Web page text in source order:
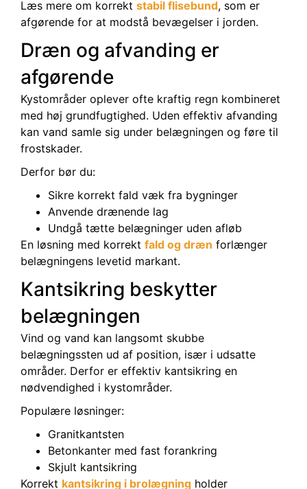
Læs mere om korrekt stabil flisebund, som er
afgørende for at modstå bevægelser i jorden.
Dræn og afvanding er
afgørende
Kystområder oplever ofte kraftig regn kombineret
med høj grundfugtighed. Uden effektiv afvanding
kan vand samle sig under belægningen og føre til
frostskader.
Derfor bør du:
Sikre korrekt fald væk fra bygninger
Anvende drænende lag
Undgå tætte belægninger uden afløb
En løsning med korrekt fald og dræn forlænger
belægningens levetid markant.
Kantsikring beskytter
belægningen
Vind og vand kan langsomt skubbe
belægningssten ud af position, især i udsatte
områder. Derfor er effektiv kantsikring en
nødvendighed i kystområder.
Populære løsninger:
Granitkantsten
Betonkanter med fast forankring
Skjult kantsikring
Korrekt kantsikring i brolægning holder